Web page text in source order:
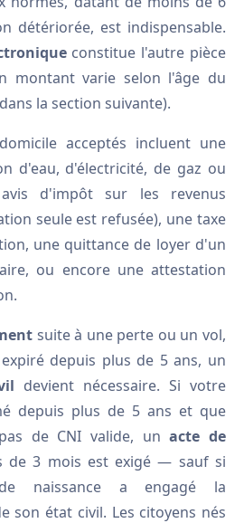
détériorée, est indispensable.
constitue l'autre pièce
montant varie selon l'âge du
la section suivante).
acceptés incluent une
d'eau, d'électricité, de gaz ou
d'impôt sur les revenus
seule est refusée), une taxe
une quittance de loyer d'un
ou encore une attestation
suite à une perte ou un vol,
depuis plus de 5 ans, un
devient nécessaire. Si votre
depuis plus de 5 ans et que
de CNI valide, unacte de
de 3 mois est exigé — sauf si
naissance a engagé la
son état civil. Les citoyens nés